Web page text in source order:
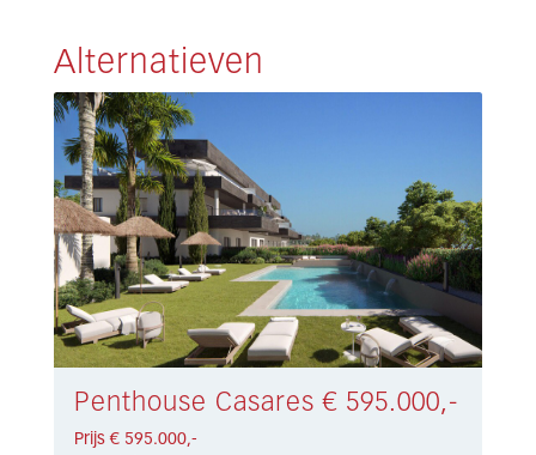
Alternatieven
Penthouse Casares € 595.000,-
Prijs € 595.000,-